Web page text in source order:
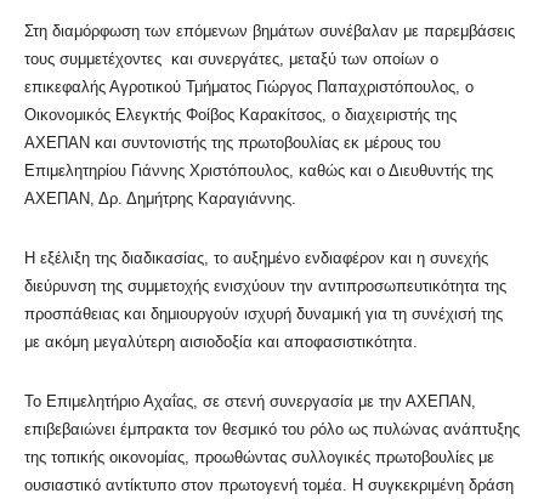
Στη διαμόρφωση των επόμενων βημάτων συνέβαλαν με παρεμβάσεις
τους συμμετέχοντες και συνεργάτες, μεταξύ των οποίων ο
επικεφαλής Αγροτικού Τμήματος Γιώργος Παπαχριστόπουλος, ο
Οικονομικός Ελεγκτής Φοίβος Καρακίτσος, ο διαχειριστής της
ΑΧΕΠΑΝ και συντονιστής της πρωτοβουλίας εκ μέρους του
Επιμελητηρίου Γιάννης Χριστόπουλος, καθώς και ο Διευθυντής της
ΑΧΕΠΑΝ, Δρ. Δημήτρης Καραγιάννης.
Η εξέλιξη της διαδικασίας, το αυξημένο ενδιαφέρον και η συνεχής
διεύρυνση της συμμετοχής ενισχύουν την αντιπροσωπευτικότητα της
προσπάθειας και δημιουργούν ισχυρή δυναμική για τη συνέχισή της
με ακόμη μεγαλύτερη αισιοδοξία και αποφασιστικότητα.
Το Επιμελητήριο Αχαΐας, σε στενή συνεργασία με την ΑΧΕΠΑΝ,
επιβεβαιώνει έμπρακτα τον θεσμικό του ρόλο ως πυλώνας ανάπτυξης
της τοπικής οικονομίας, προωθώντας συλλογικές πρωτοβουλίες με
ουσιαστικό αντίκτυπο στον πρωτογενή τομέα. Η συγκεκριμένη δράση